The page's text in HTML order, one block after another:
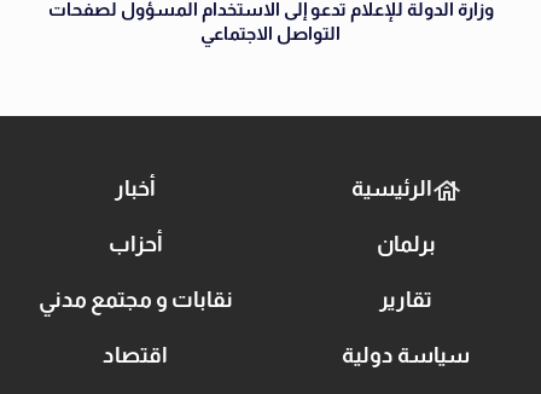
وزارة الدولة للإعلام تدعو إلى الاستخدام المسؤول لصفحات
التواصل الاجتماعي
الرئيسية أخبار
برلمان أحزاب
تقارير نقابات و مجتمع مدني
سياسة دولية اقتصاد